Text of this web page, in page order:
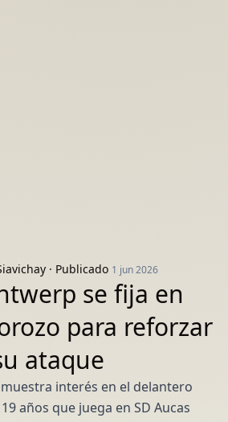
· Publicado 1 jun 2026
se fija en
para reforzar
ataque
interés en el delantero
años que juega en SD Aucas